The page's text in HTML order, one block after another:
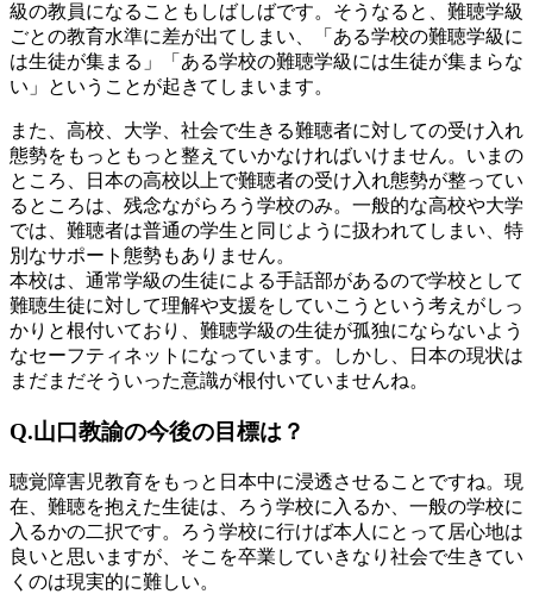
級の教員になることもしばしばです。そうなると、難聴学級
ごとの教育水準に差が出てしまい、「ある学校の難聴学級に
は生徒が集まる」「ある学校の難聴学級には生徒が集まらな
い」ということが起きてしまいます。
また、高校、大学、社会で生きる難聴者に対しての受け入れ
態勢をもっともっと整えていかなければいけません。いまの
ところ、日本の高校以上で難聴者の受け入れ態勢が整ってい
るところは、残念ながらろう学校のみ。一般的な高校や大学
では、難聴者は普通の学生と同じように扱われてしまい、特
別なサポート態勢もありません。
本校は、通常学級の生徒による手話部があるので学校として
難聴生徒に対して理解や支援をしていこうという考えがしっ
かりと根付いており、難聴学級の生徒が孤独にならないよう
なセーフティネットになっています。しかし、日本の現状は
まだまだそういった意識が根付いていませんね。
Q.山口教諭の今後の目標は？
聴覚障害児教育をもっと日本中に浸透させることですね。現
在、難聴を抱えた生徒は、ろう学校に入るか、一般の学校に
入るかの二択です。ろう学校に行けば本人にとって居心地は
良いと思いますが、そこを卒業していきなり社会で生きてい
くのは現実的に難しい。